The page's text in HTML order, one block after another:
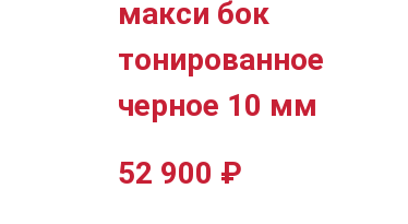
макси бок
тонированное
черное 10 мм
52 900 ₽